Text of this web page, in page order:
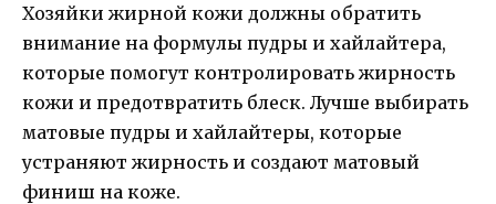
Хозяйки жирной кожи должны обратить
внимание на формулы пудры и хайлайтера,
которые помогут контролировать жирность
кожи и предотвратить блеск. Лучше выбирать
матовые пудры и хайлайтеры, которые
устраняют жирность и создают матовый
финиш на коже.